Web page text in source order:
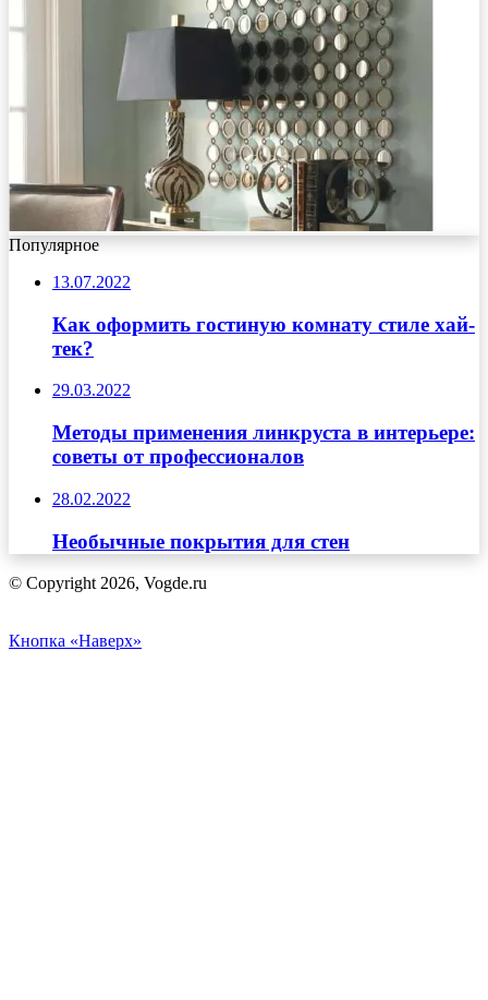
Популярное
13.07.2022
Как оформить гостиную комнату стиле хай-
тек?
29.03.2022
Методы применения линкруста в интерьере:
советы от профессионалов
28.02.2022
Необычные покрытия для стен
© Copyright 2026, Vogde.ru
Кнопка «Наверх»